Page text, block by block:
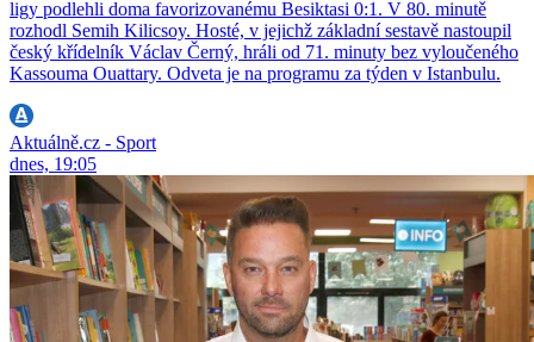
ligy podlehli doma favorizovanému Besiktasi 0:1. V 80. minutě
rozhodl Semih Kilicsoy. Hosté, v jejichž základní sestavě nastoupil
český křídelník Václav Černý, hráli od 71. minuty bez vyloučeného
Kassouma Ouattary. Odveta je na programu za týden v Istanbulu.
Aktuálně.cz - Sport
dnes, 19:05